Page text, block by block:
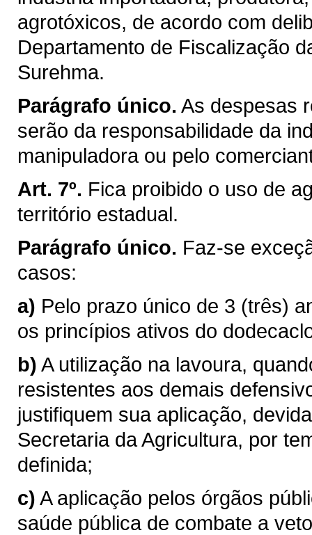
agrotóxicos, de acordo com
Departamento de Fiscalização
Surehma.
Parágrafo único. As despesas
serão da responsabilidade da
manipuladora ou pelo
Art. 7º. Fica proibido o uso de
território estadual.
Parágrafo único. Faz-se
casos:
a) Pelo prazo único de 3 (três)
os princípios ativos do
b) A utilização na lavoura,
resistentes aos demais
justifiquem sua aplicação,
Secretaria da Agricultura, por
definida;
c) A aplicação pelos órgãos
saúde pública de combate a